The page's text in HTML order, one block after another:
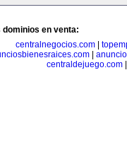
dominios en venta:
centralnegocios.com|
|
centraldejuego.com|